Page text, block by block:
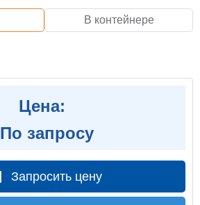
В контейнере
Цена:
По запросу
Запросить цену